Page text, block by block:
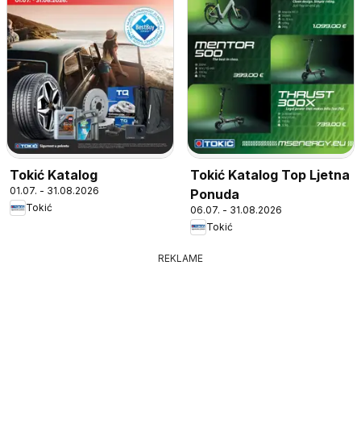
Tokić Katalog
01.07. - 31.08.2026
Tokić
Tokić Katalog Top Ljetna
Ponuda
06.07. - 31.08.2026
Tokić
REKLAME